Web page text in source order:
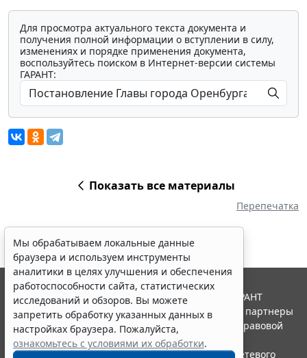
Для просмотра актуального текста документа и
получения полной информации о вступлении в силу,
изменениях и порядке применения документа,
воспользуйтесь поиском в Интернет-версии системы
ГАРАНТ:
Показать все материалы
Перепечатка
Мы обрабатываем локальные данные
браузера и используем инструменты
аналитики в целях улучшения и обеспечения
работоспособности сайта, статистических
исследований и обзоров. Вы можете
запретить обработку указанных данных в
настройках браузера. Пожалуйста,
ознакомьтесь с условиями их обработки.
© ООО "НПП "ГАРАНТ-СЕРВИС", 2026. Система ГАРАНТ
выпускается с 1990 года. Компания "Гарант" и ее партнеры
являются участниками Российской ассоциации правовой
информации ГАРАНТ.
Портал ГАРАНТ.РУ зарегистрирован в качестве сетевого